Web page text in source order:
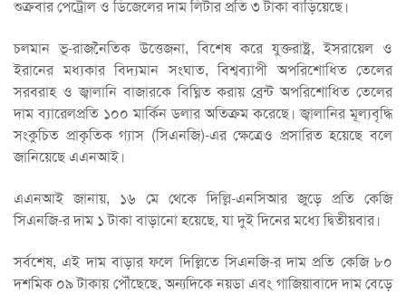
শুক্রবার পেট্রোল ও ডিজেলের দাম লিটার প্রতি ৩ টাকা বাড়িয়েছে।
চলমান ভূ-রাজনৈতিক উত্তেজনা, বিশেষ করে যুক্তরাষ্ট্র, ইসরায়েল ও
ইরানের মধ্যকার বিদ্যমান সংঘাত, বিশ্বব্যাপী অপরিশোধিত তেলের
সরবরাহ ও জ্বালানি বাজারকে বিঘ্নিত করায় ব্রেন্ট অপরিশোধিত তেলের
দাম ব্যারেলপ্রতি ১০০ মার্কিন ডলার অতিক্রম করেছে। জ্বালানির মূল্যবৃদ্ধি
সংকুচিত প্রাকৃতিক গ্যাস (সিএনজি)-এর ক্ষেত্রেও প্রসারিত হয়েছে বলে
জানিয়েছে এএনআই।
এএনআই জানায়, ১৬ মে থেকে দিল্লি-এনসিআর জুড়ে প্রতি কেজি
সিএনজি-র দাম ১ টাকা বাড়ানো হয়েছে, যা দুই দিনের মধ্যে দ্বিতীয়বার।
সর্বশেষ, এই দাম বাড়ার ফলে দিল্লিতে সিএনজি-র দাম প্রতি কেজি ৮০
দশমিক ০৯ টাকায় পৌঁছেছে, অন্যদিকে নয়ডা এবং গাজিয়াবাদে দাম বেড়ে